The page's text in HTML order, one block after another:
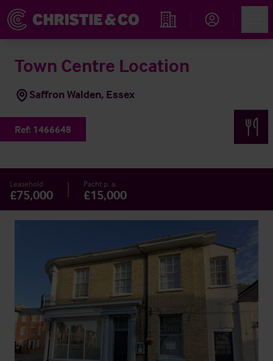
Immobiliensuche
Town Centre Location
Saffron Walden, Essex
Ref: 1466648
Leasehold
£75,000
Pacht p. a.
£15,000